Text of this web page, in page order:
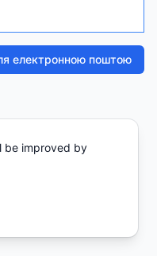
електронною поштою
be improved by